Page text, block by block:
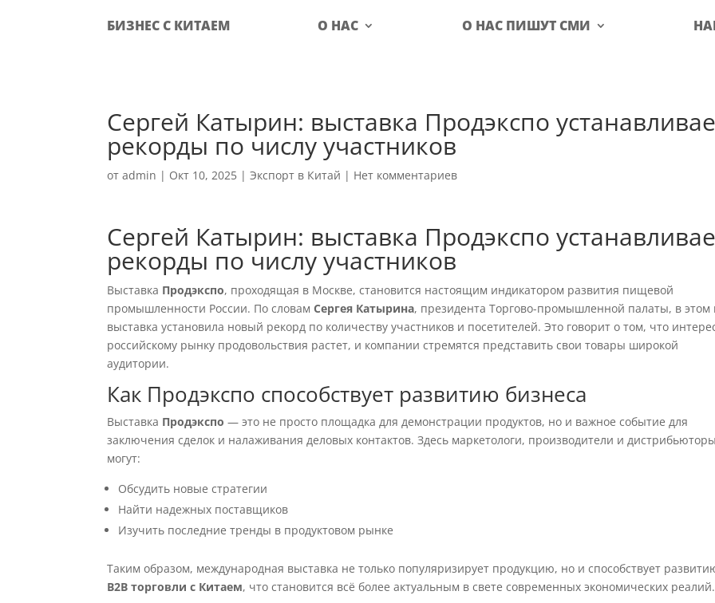
БИЗНЕС С КИТАЕМ О НАС О НАС ПИШУТ СМИ
Сергей Катырин: выставка Продэкспо
рекорды по числу участников
отadmin | Окт 10, 2025 |Экспорт в Китай | Нет комментариев
Сергей Катырин: выставка Продэкспо
рекорды по числу участников
Выставка Продэкспо, проходящая в Москве, становится настоящим индикатором развития пищевой
промышленности России. По словамСергея Катырина, президента Торгово-промышленной палаты, в этом
выставка установила новый рекорд по количеству участников и посетителей. Это говорит о том, что
российскому рынку продовольствия растет, и компании стремятся представить свои товары широкой
аудитории.
Как Продэкспо способствует развитию бизнеса
Выставка Продэкспо — это не просто площадка для демонстрации продуктов, но и важное событие для
заключения сделок и налаживания деловых контактов. Здесь маркетологи, производители и дистрибьюторы
могут:
Обсудить новые стратегии
Найти надежных поставщиков
Изучить последние тренды в продуктовом рынке
Таким образом, международная выставка не только популяризирует продукцию, но и способствует
B2B торговли с Китаем, что становится всё более актуальным в свете современных экономических реалий.